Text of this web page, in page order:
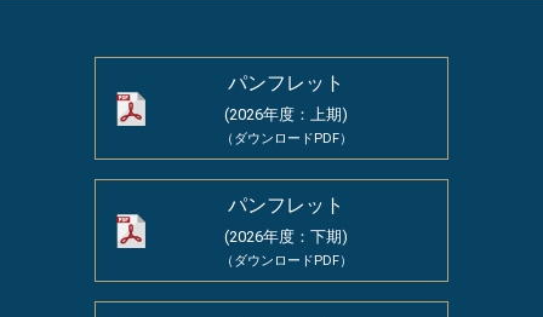
パンフレット
(2026年度：上期)
（ダウンロードPDF）
パンフレット
(2026年度：下期)
（ダウンロードPDF）